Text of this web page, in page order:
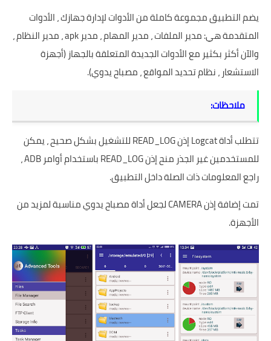
يضم التطبيق مجموعة كاملة من الأدوات لإدارة جهازك ، الأدوات
المتقدمة هي: مدير الملفات ، مدير المهام ، مدير apk ، مدير النظام ،
والآن أكثر بكثير مع الأدوات الجديدة المتعلقة بالجهاز (أجهزة
الاستشعار ، نظام تحديد المواقع ، مصباح يدوي).
ملاحظات:
تتطلب أداة Logcat إذن READ_LOG للتشغيل بشكل صحيح ، يمكن
للمستخدمين غير الجذر منح إذن READ_LOG باستخدام أوامر ADB ،
راجع المعلومات ذات الصلة داخل التطبيق.
تمت إضافة إذن CAMERA لجعل أداة مصباح يدوي مناسبة لمزيد من
الأجهزة.